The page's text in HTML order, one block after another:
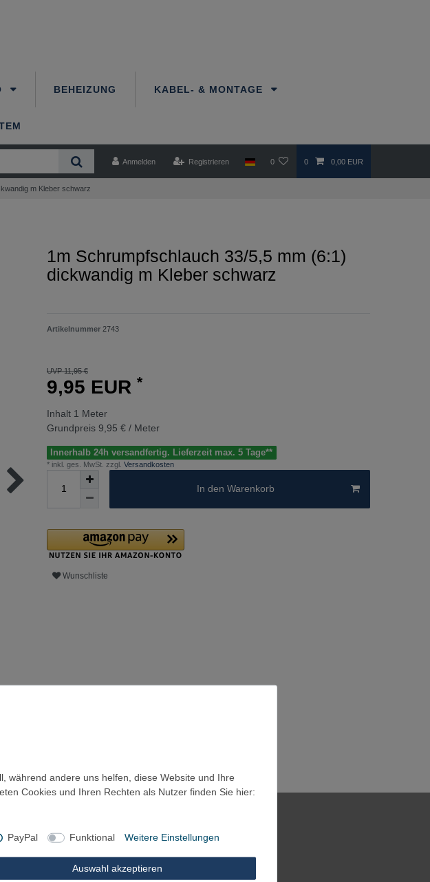
BEHEIZUNG KABEL- & MONTAGE
Anmelden Registrieren 0 0 0,00 EUR
m Kleber schwarz
1m Schrumpfschlauch 33/5,5 mm (6:1)
dickwandig m Kleber schwarz
Artikelnummer 2743
UVP 11,95 €
9,95 EUR *
Inhalt 1 Meter
Grundpreis 9,95 € / Meter
Innerhalb 24h versandfertig. Lieferzeit max. 5 Tage**
* inkl. ges. MwSt. zzgl. Versandkosten
In den Warenkorb
Wunschliste
während andere uns helfen, diese Website und Ihre
Cookies und Ihren Rechten als Nutzer finden Sie hier:
PayPal Funktional Weitere Einstellungen
Auswahl akzeptieren